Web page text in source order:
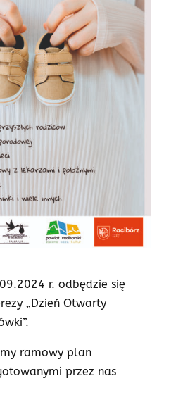
r. odbędzie się
„Dzień Otwarty
ramowy plan
przez nas